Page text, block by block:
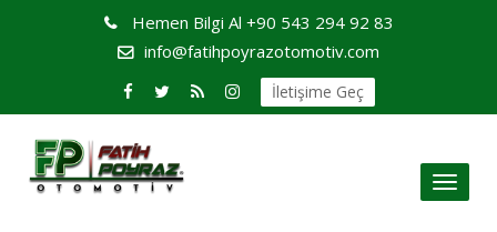
Hemen Bilgi Al +90 543 294 92 83
info@fatihpoyrazotomotiv.com
İletişime Geç
Toggle